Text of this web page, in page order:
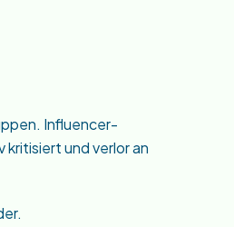
Influencer-
kritisiert und verlor an